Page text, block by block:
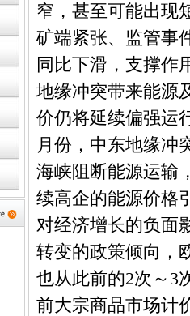
窄，甚至可能出现
矿端紧张、监管事
同比下滑，支撑作
地缘冲突带来能源
价仍将延续偏强
月份，中东地缘冲
海峡阻断能源运输
续高企的能源价格
对经济增长的负
转变的政策倾向，
也从此前的2次～
前大宗商品市场计